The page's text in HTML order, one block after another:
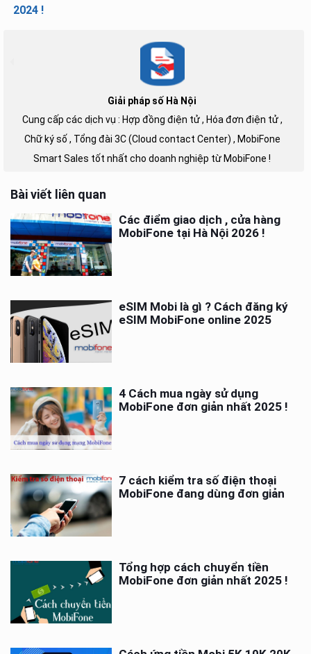
2024 !
Giải pháp số Hà Nội
Cung cấp các dịch vụ : Hợp đồng điện tử , Hóa đơn điện tử ,
Chữ ký số , Tổng đài 3C (Cloud contact Center) , MobiFone
Smart Sales tốt nhất cho doanh nghiệp từ MobiFone !
Bài viết liên quan
Các điểm giao dịch , cửa hàng
MobiFone tại Hà Nội 2026 !
eSIM Mobi là gì ? Cách đăng ký
eSIM MobiFone online 2025
4 Cách mua ngày sử dụng
MobiFone đơn giản nhất 2025 !
7 cách kiểm tra số điện thoại
MobiFone đang dùng đơn giản
Tổng hợp cách chuyển tiền
MobiFone đơn giản nhất 2025 !